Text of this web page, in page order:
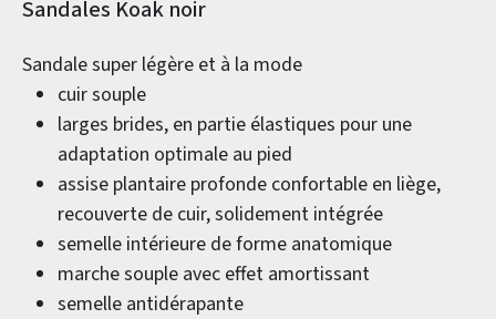
Informations sur le produit
Sandales Koak noir
Sandale super légère et à la mode
cuir souple
larges brides, en partie élastiques pour une
adaptation optimale au pied
assise plantaire profonde confortable en liège,
recouverte de cuir, solidement intégrée
semelle intérieure de forme anatomique
marche souple avec effet amortissant
semelle antidérapante